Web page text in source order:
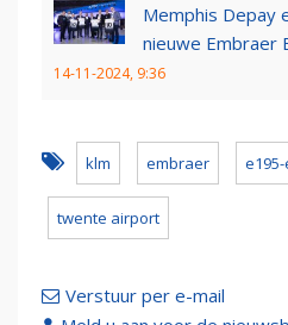
Memphis Depay
nieuwe Embraer
14-11-2024, 9:36
klm embraer e195-
twente airport
Verstuur per e-mail